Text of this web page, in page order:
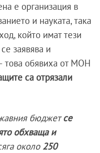
е организация в
и науката, така
който имат тези
заявява и
това обявиха от МОН
са отрязали
бюджетсе
обхваща и
около 250